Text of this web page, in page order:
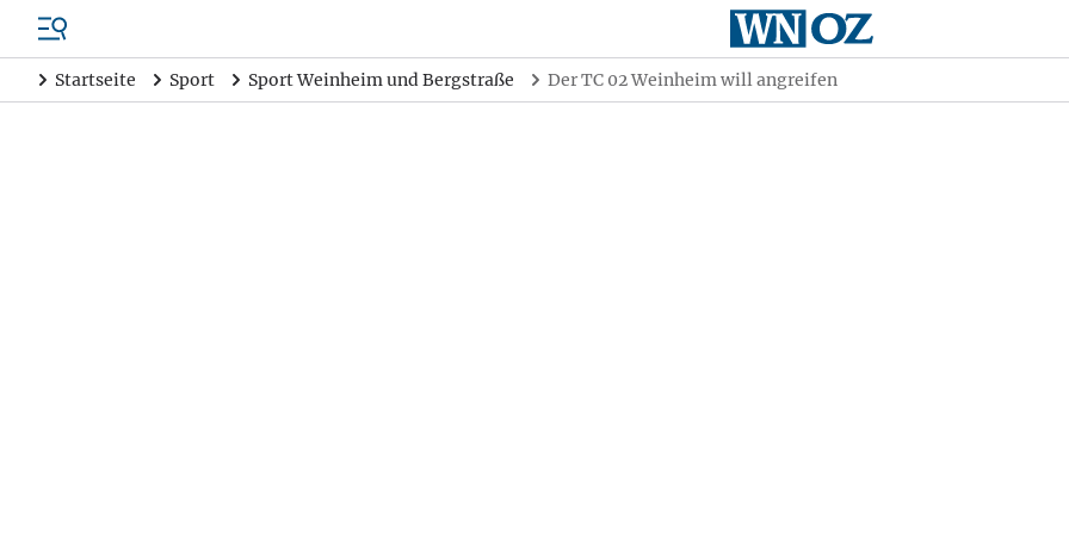
Startseite Sport Sport Weinheim und Bergstraße Der TC 02 Weinheim will angreifen